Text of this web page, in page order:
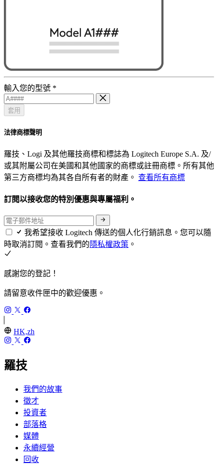
輸入您的型號 *
套用
法律商標聲明
羅技、Logi 及其他羅技商標和標誌為 Logitech Europe S.A. 及/
或其附屬公司在美國和其他國家的商標或註冊商標。所有其他
第三方商標均為其各自所有者的財產。 查看所有商標
訂閱以接收您的特別優惠與專屬福利。
我希望接收 Logitech 傳送的個人化行銷訊息。您可以隨
時取消訂閱。查看我們的隱私權政策 。
感謝您的登記！
請留意收件匣中的歡迎優惠。
HK,zh
羅技
我們的故事
徵才
投資者
部落格
媒體
永續經營
回收